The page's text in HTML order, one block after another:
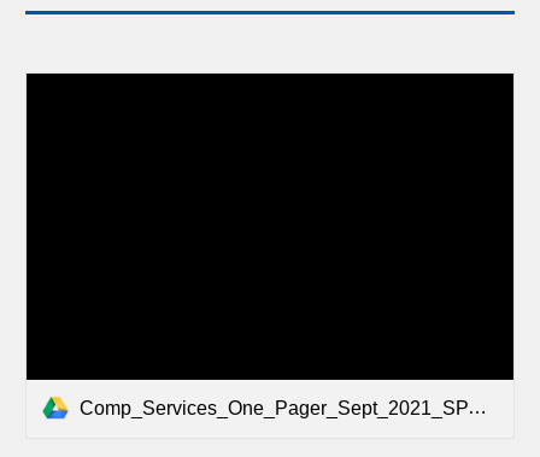
Comp_Services_One_Pager_Sept_2021_SPANISH_ACC.pdf